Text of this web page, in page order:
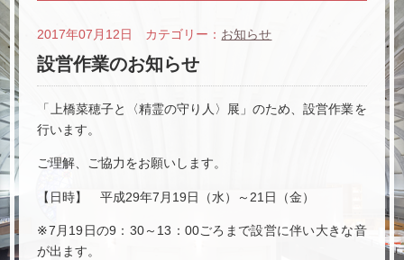
2017年07月12日 カテゴリー： お知らせ
設営作業のお知らせ
「上橋菜穂子と〈精霊の守り人〉展」のため、設営作業を
行います。
ご理解、ご協力をお願いします。
【日時】 平成29年7月19日（水）～21日（金）
※7月19日の9：30～13：00ごろまで設営に伴い大きな音
が出ます。